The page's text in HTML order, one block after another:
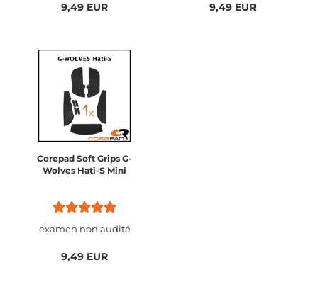
9,49 EUR 9,49 EUR
Corepad Soft Grips G-
Wolves Hati-S Mini
examen non audité
9,49 EUR